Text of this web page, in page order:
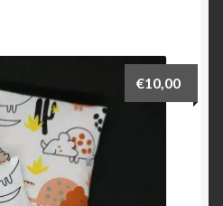
€10,00